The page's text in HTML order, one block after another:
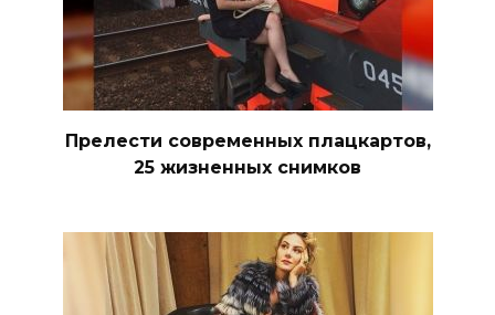
Прелести современных плацкартов,
25 жизненных снимков